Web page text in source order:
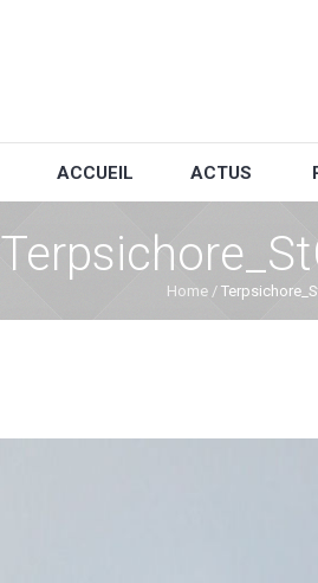
ACCUEIL ACTUS
Home /